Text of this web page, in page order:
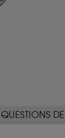
QUESTIONS